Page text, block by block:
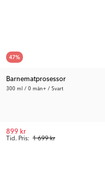
47%
Barnematprosessor
300 ml / 0 mån+ / Svart
Tid. Pris: 1 699 kr
899 kr